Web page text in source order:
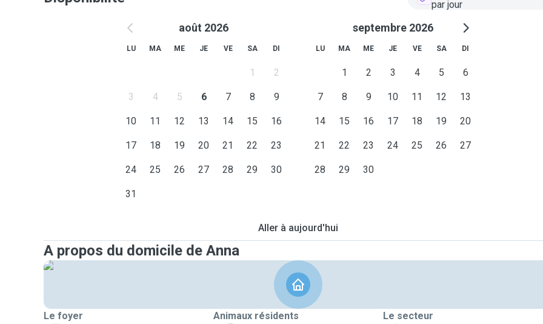
par jour
août 2026
LU MA ME JE VE SA DI
1 2
3 4 5 6 7 8 9
10 11 12 13 14 15 16
17 18 19 20 21 22 23
24 25 26 27 28 29 30
31
septembre 2026
LU MA ME JE VE SA DI
1 2 3 4 5 6
7 8 9 10 11 12 13
14 15 16 17 18 19 20
21 22 23 24 25 26 27
28 29 30
Aller à aujourd'hui
A propos du domicile de Anna
Le foyer
Animaux résidents
Le secteur